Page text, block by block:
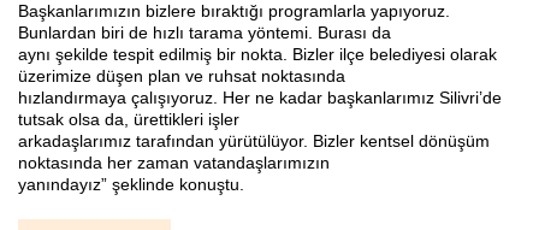
Başkanlarımızın bizlere bıraktığı programlarla yapıyoruz.
Bunlardan biri de hızlı tarama yöntemi. Burası da
aynı şekilde tespit edilmiş bir nokta. Bizler ilçe belediyesi olarak
üzerimize düşen plan ve ruhsat noktasında
hızlandırmaya çalışıyoruz. Her ne kadar başkanlarımız Silivri’de
tutsak olsa da, ürettikleri işler
arkadaşlarımız tarafından yürütülüyor. Bizler kentsel dönüşüm
noktasında her zaman vatandaşlarımızın
yanındayız” şeklinde konuştu.